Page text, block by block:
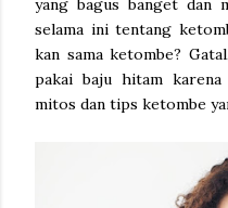
yang bagus banget dan
selama ini tentang
kan sama ketombe?
pakai baju hitam
mitos dan tips ketombe